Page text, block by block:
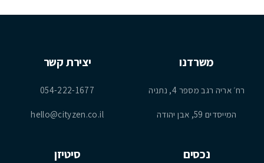
משרדנו
רח׳ אריה רגב מספר 4, נתניה
המייסדים 59, אבן יהודה
יצירת קשר
054-222-1677
hello@cityzen.co.il
נכסים סיטיזן